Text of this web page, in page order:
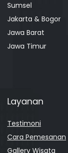
Sumsel
Jakarta & Bogor
Jawa Barat
Jawa Timur
Layanan
Testimoni
Cara Pemesanan
Gallery Wisata